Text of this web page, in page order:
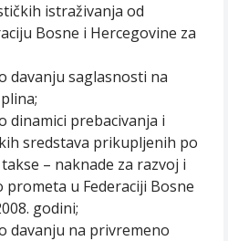
istraživanja od
Bosne i Hercegovine za
davanju saglasnosti na
dinamici prebacivanja i
sredstava prikupljenih po
– naknade za razvoj i
u Federaciji Bosne
godini;
davanju na privremeno